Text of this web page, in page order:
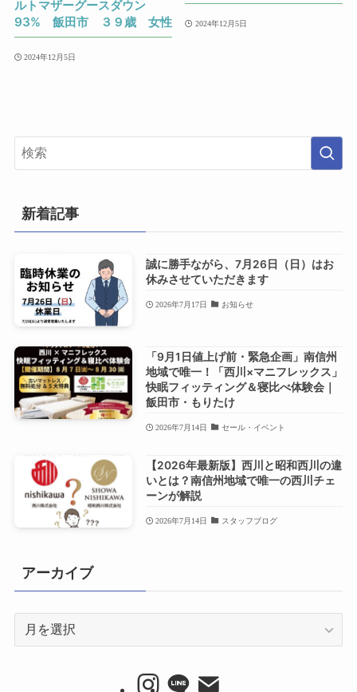
ルトマザーグースダウン
93% 飯田市 ３９歳 女性
2024年12月5日
2024年12月5日
新着記事
誠に勝手ながら、7月26日（日）はお
休みさせていただきます
2026年7月17日 お知らせ
「9月1日値上げ前・緊急企画」南信州
地域で唯一！「西川×マニフレックス」
快眠フィッティング＆寝比べ体験会｜
飯田市・もりたけ
2026年7月14日 セール・イベント
【2026年最新版】西川と昭和西川の違
いとは？南信州地域で唯一の西川チェ
ーンが解説
2026年7月14日 スタッフブログ
アーカイブ